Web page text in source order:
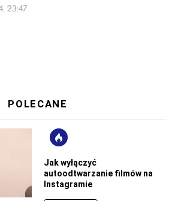
23:47
POLECANE
Jak wyłączyć
autoodtwarzanie filmów na
Instagramie